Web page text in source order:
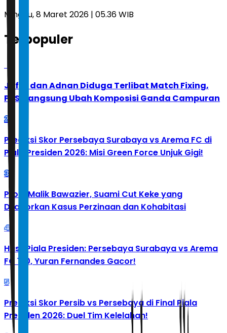
Minggu, 8 Maret 2026 | 05.36 WIB
Terpopuler
Jafar dan Adnan Diduga Terlibat Match Fixing,
PBSI Langsung Ubah Komposisi Ganda Campuran
2
Prediksi Skor Persebaya Surabaya vs Arema FC di
Piala Presiden 2026: Misi Green Force Unjuk Gigi!
3
Profil Malik Bawazier, Suami Cut Keke yang
Dilaporkan Kasus Perzinaan dan Kohabitasi
4
Hasil Piala Presiden: Persebaya Surabaya vs Arema
FC 1-0, Yuran Fernandes Gacor!
5
Prediksi Skor Persib vs Persebaya di Final Piala
Presiden 2026: Duel Tim Kelelahan!